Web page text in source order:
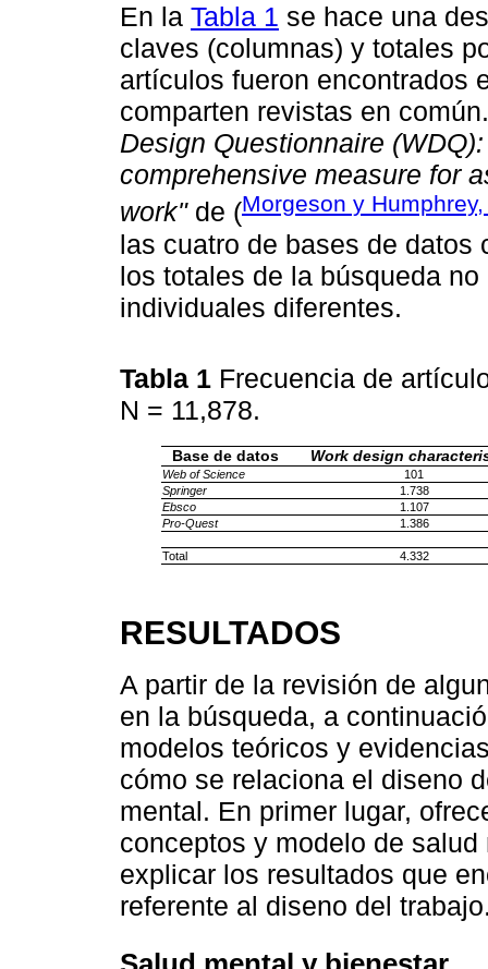
En la Tabla 1 se hace una
claves (columnas) y totales
artículos fueron encontrados
comparten revistas en
Design Questionnaire
comprehensive measure for
work"de (Morgeson y
las cuatro de bases de datos
los totales de la búsqueda
individuales diferentes.
Tabla 1 Frecuencia de
N = 11,878.
Base de datos Work design
Web of Science
101
Springer
1.738
Ebsco
1.107
Pro-Quest
1.386
Total 4.332
RESULTADOS
A partir de la revisión de
en la búsqueda, a
modelos teóricos y
cómo se relaciona el diseno
mental. En primer lugar,
conceptos y modelo de
explicar los resultados que
referente al diseno del